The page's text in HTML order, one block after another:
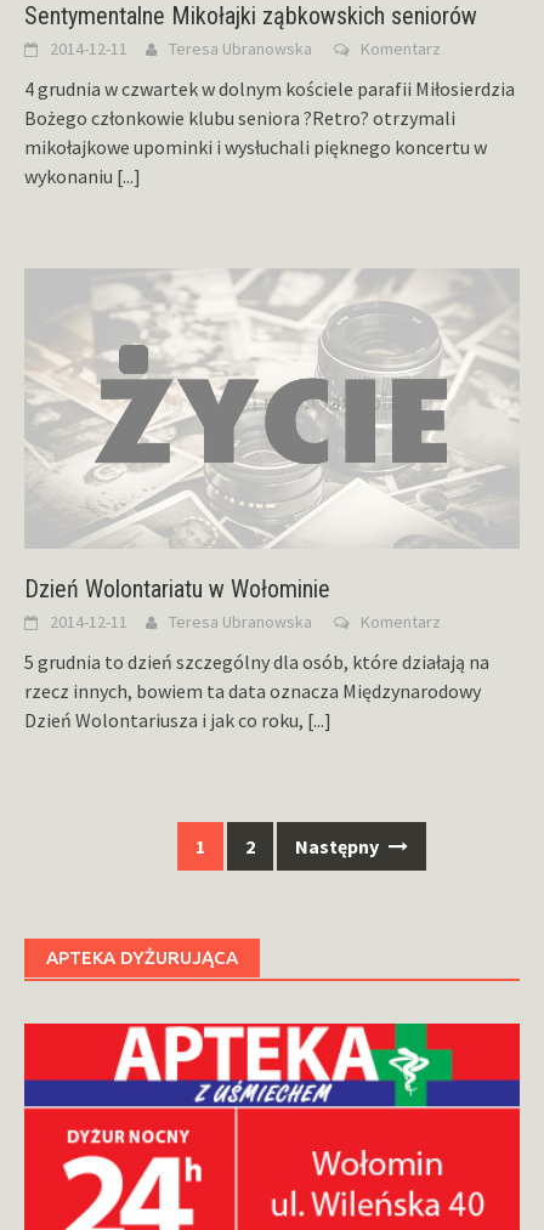
Sentymentalne Mikołajki ząbkowskich seniorów
2014-12-11 Teresa Ubranowska Komentarz
4 grudnia w czwartek w dolnym kościele parafii Miłosierdzia
Bożego członkowie klubu seniora ?Retro? otrzymali
mikołajkowe upominki i wysłuchali pięknego koncertu w
wykonaniu [...]
Dzień Wolontariatu w Wołominie
2014-12-11 Teresa Ubranowska Komentarz
5 grudnia to dzień szczególny dla osób, które działają na
rzecz innych, bowiem ta data oznacza Międzynarodowy
Dzień Wolontariusza i jak co roku, [...]
1 2 Następny
APTEKA DYŻURUJĄCA